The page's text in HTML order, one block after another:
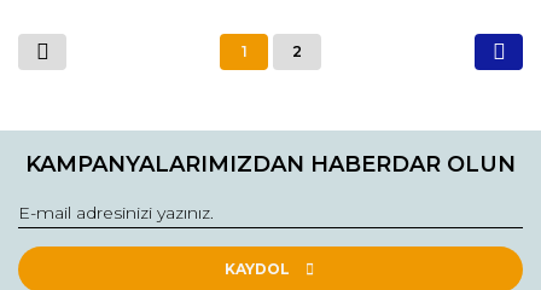
1 2
KAMPANYALARIMIZDAN HABERDAR OLUN
KAYDOL